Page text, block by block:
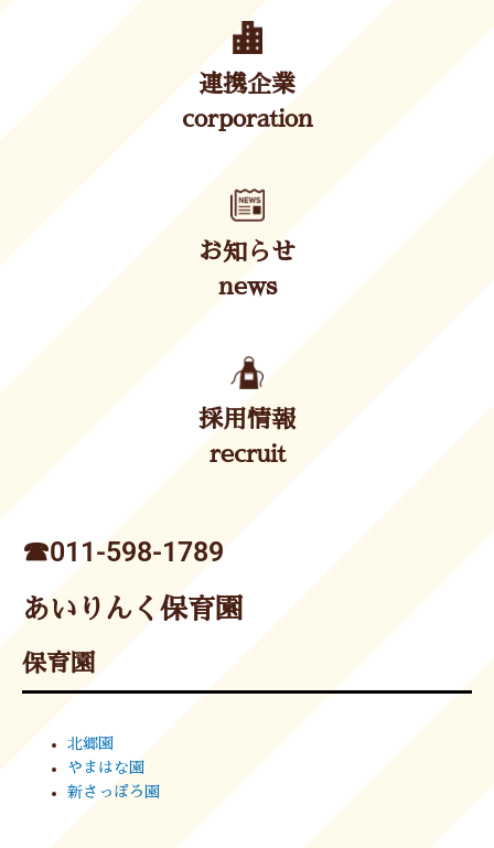
連携企業
corporation
お知らせ
news
採用情報
recruit
☎︎011-598-1789
あいりんく保育園
保育園
北郷園
やまはな園
新さっぽろ園